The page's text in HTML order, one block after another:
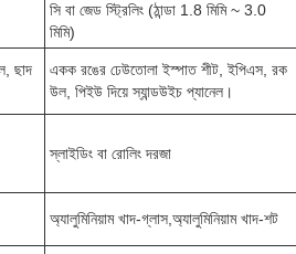
সি বা জেড স্ট্রিলিং (ঠান্ডা 1.8 মিমি ~ 3.0
মিমি)
ছাদ
একক রঙের ঢেউতোলা ইস্পাত শীট, ইপিএস, রক
উল, পিইউ দিয়ে স্যান্ডউইচ প্যানেল।
স্লাইডিং বা রোলিং দরজা
অ্যালুমিনিয়াম খাদ-গ্লাস,অ্যালুমিনিয়াম খাদ-শট